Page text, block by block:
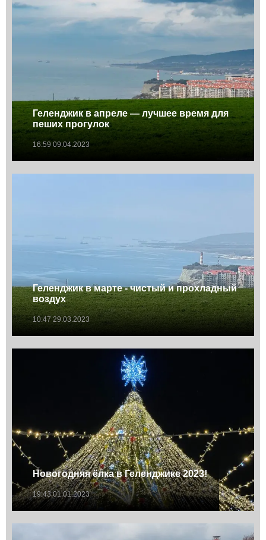
Геленджик в апреле — лучшее время для
пеших прогулок
16:59 09.04.2023
Геленджик в марте - чистый и прохладный
воздух
10:47 29.03.2023
Новогодняя ёлка в Геленджике 2023!
19:43 01.01.2023